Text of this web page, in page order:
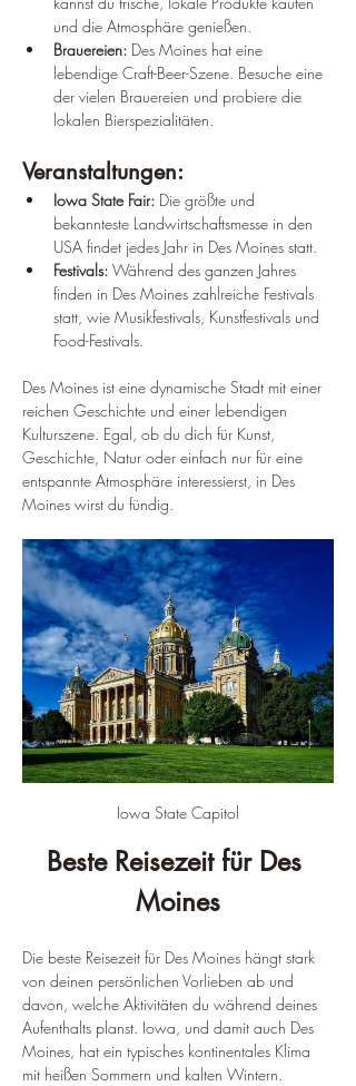
und die Atmosphäre genießen.
Brauereien: Des Moines hat eine
lebendige Craft-Beer-Szene. Besuche eine
der vielen Brauereien und probiere die
lokalen Bierspezialitäten.
Veranstaltungen:
Iowa State Fair: Die größte und
bekannteste Landwirtschaftsmesse in den
USA findet jedes Jahr in Des Moines statt.
Festivals: Während des ganzen Jahres
finden in Des Moines zahlreiche Festivals
statt, wie Musikfestivals, Kunstfestivals und
Food-Festivals.
Des Moines ist eine dynamische Stadt mit einer
reichen Geschichte und einer lebendigen
Kulturszene. Egal, ob du dich für Kunst,
Geschichte, Natur oder einfach nur für eine
entspannte Atmosphäre interessierst, in Des
Moines wirst du fündig.
Iowa State Capitol
Beste Reisezeit für Des
Moines
Die beste Reisezeit für Des Moines hängt stark
von deinen persönlichen Vorlieben ab und
davon, welche Aktivitäten du während deines
Aufenthalts planst. Iowa, und damit auch Des
Moines, hat ein typisches kontinentales Klima
mit heißen Sommern und kalten Wintern.